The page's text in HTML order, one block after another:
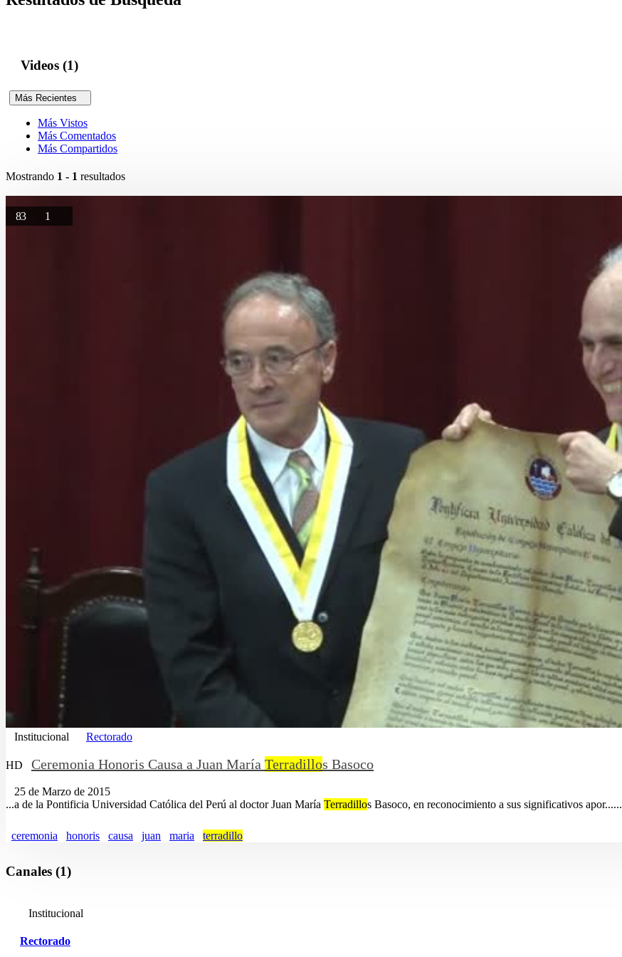
Videos (1)
Más Recientes
Más Vistos
Más Comentados
Más Compartidos
Mostrando 1 - 1 resultados
83 1
Institucional Rectorado
HD Ceremonia Honoris Causa a Juan María Terradillos Basoco
25 de Marzo de 2015
...a de la Pontificia Universidad Católica del Perú al doctor Juan María Terradillos Basoco, en reconocimiento a sus significativos apor......
ceremonia honoris causa juan maria terradillo
Canales (1)
Institucional
Rectorado